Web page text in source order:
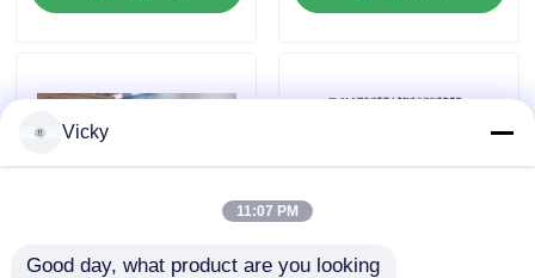
टिशू पेपर उत्पादन लाइन
Vicky
11:07 PM
Good day, what product are you looking